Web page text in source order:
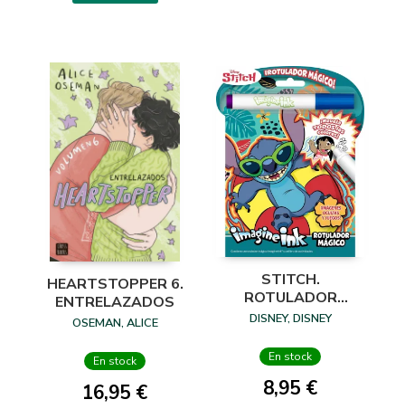
HEARTSTOPPER 6.
ENTRELAZADOS
OSEMAN, ALICE
En stock
16,95 €
STITCH.
ROTULADOR
MÁGICO
DISNEY, DISNEY
En stock
8,95 €